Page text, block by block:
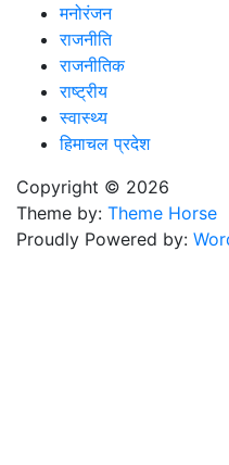
मनोरंजन
राजनीति
राजनीतिक
राष्ट्रीय
स्वास्थ्य
हिमाचल प्रदेश
Copyright © 2026
Theme by: Theme Horse
Proudly Powered by: